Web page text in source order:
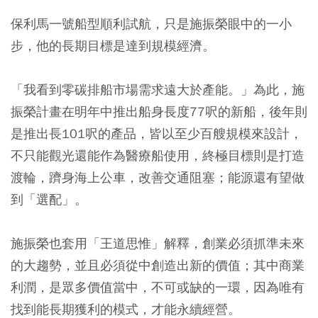
保利馬一號船型順利試航，只是施振榮眼中的一小
步，他的長期目標是達到規模經濟。
「我看到零碳排船市場需求遠大於產能。」為此，施
振榮計畫在明年中推出船身長度77呎的新船，後年則
是推出長101呎的產品，皆以至少百艘規模來設計，
不只能觀光還能作為醫療船使用，終極目標則是打造
渡輪，躋身海上公車，改善交通阻塞；能源還有望做
到「選配」。
施振榮也套用「王道思惟」解釋，創業必須抓準未來
的大趨勢，並且必須從中創造出新的價值；其中商業
利潤，是眾多價值當中，不可或缺的一環，因為唯有
找到能長期獲利的模式，才能永續經營。